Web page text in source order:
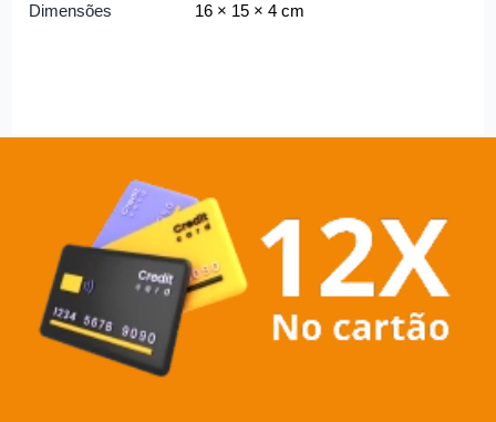
Dimensões 16 × 15 × 4 cm